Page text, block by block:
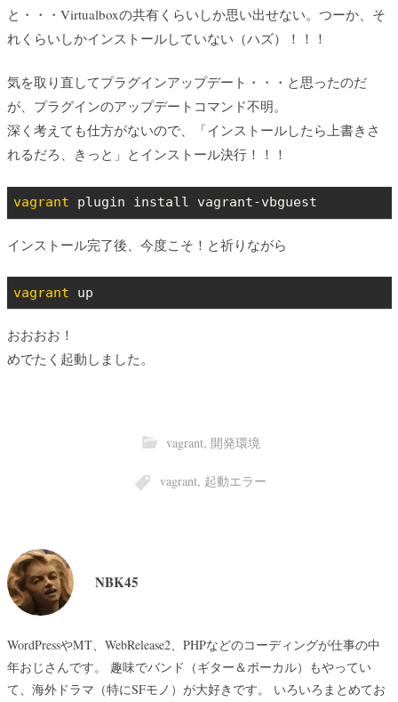
と・・・Virtualboxの共有くらいしか思い出せない。つーか、そ
れくらいしかインストールしていない（ハズ）！！！
気を取り直してプラグインアップデート・・・と思ったのだ
が、プラグインのアップデートコマンド不明。
深く考えても仕方がないので、「インストールしたら上書きさ
れるだろ、きっと」とインストール決行！！！
vagrant plugin install vagrant-vbguest
インストール完了後、今度こそ！と祈りながら
vagrant up
おおおお！
めでたく起動しました。
vagrant, 開発環境
vagrant, 起動エラー
NBK45
WordPressやMT、WebRelease2、PHPなどのコーディングが仕事の中
年おじさんです。 趣味でバンド（ギター＆ボーカル）もやってい
て、海外ドラマ（特にSFモノ）が大好きです。 いろいろまとめてお